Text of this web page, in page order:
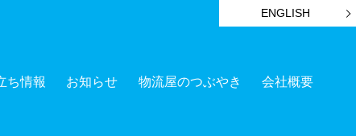
ENGLISH
ち情報 お知らせ 物流屋のつぶやき
会社概要